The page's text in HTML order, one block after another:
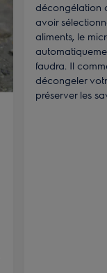
décongélation
avoir
aliments, le
faudra. Il
décongeler
préserver les